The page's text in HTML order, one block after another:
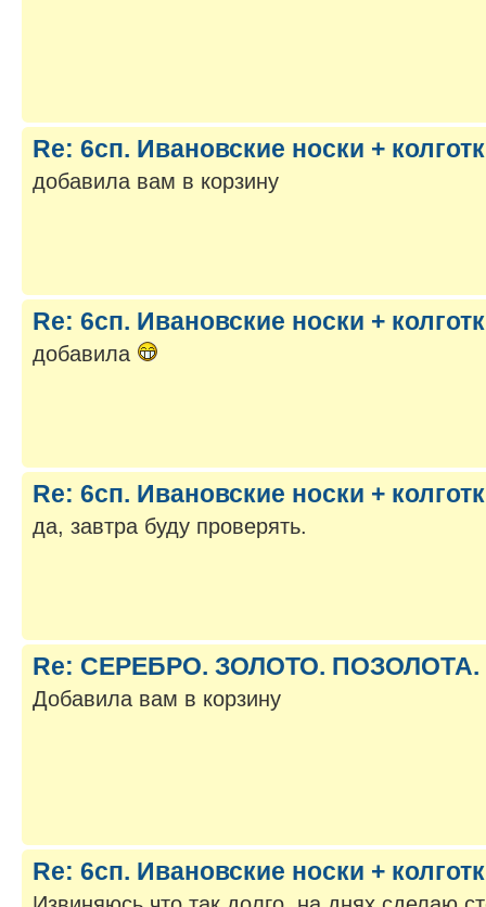
Re: 6сп. Ивановские носки +
добавила вам в корзину
Re: 6сп. Ивановские носки +
добавила
Re: 6сп. Ивановские носки +
да, завтра буду проверять.
Re: СЕРЕБРО. ЗОЛОТО. ПОЗОЛОТА. -
Добавила вам в корзину
Re: 6сп. Ивановские носки +